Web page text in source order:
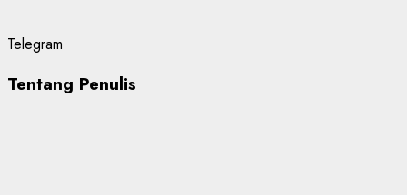
Telegram
Tentang Penulis